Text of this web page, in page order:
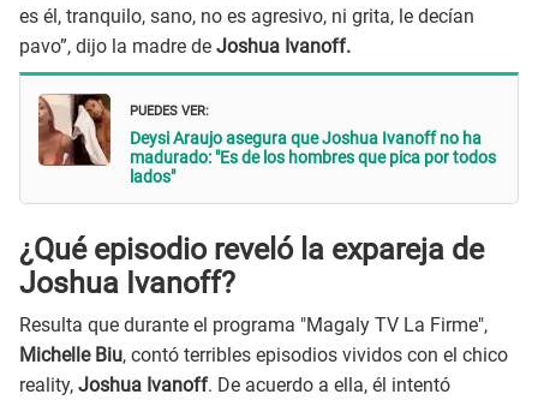
es él, tranquilo, sano, no es agresivo, ni grita, le decían
pavo”, dijo la madre de Joshua Ivanoff.
PUEDES VER:
Deysi Araujo asegura que Joshua Ivanoff no ha
madurado: "Es de los hombres que pica por todos
lados"
¿Qué episodio reveló la expareja de
Joshua Ivanoff?
Resulta que durante el programa "Magaly TV La Firme",
Michelle Biu, contó terribles episodios vividos con el chico
reality, Joshua Ivanoff. De acuerdo a ella, él intentó